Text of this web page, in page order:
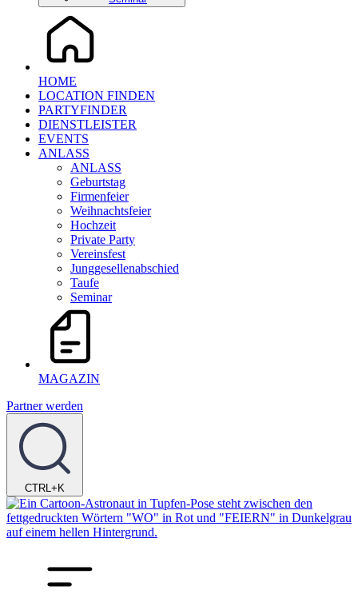
HOME
LOCATION FINDEN
PARTYFINDER
DIENSTLEISTER
EVENTS
ANLASS
ANLASS
Geburtstag
Firmenfeier
Weihnachtsfeier
Hochzeit
Private Party
Vereinsfest
Junggesellenabschied
Taufe
Seminar
MAGAZIN
Partner werden
CTRL+K